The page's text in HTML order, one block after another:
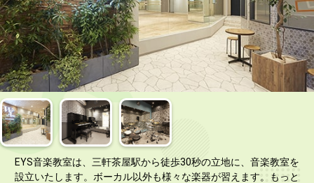
EYS音楽教室は、三軒茶屋駅から徒歩30秒の立地に、音楽教室を
設立いたします。ボーカル以外も様々な楽器が習えます。もっと